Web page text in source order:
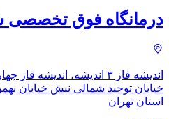
درمانگاه فوق تخصصی
خیابان توحید شمالی نبش خیابان
استان تهران